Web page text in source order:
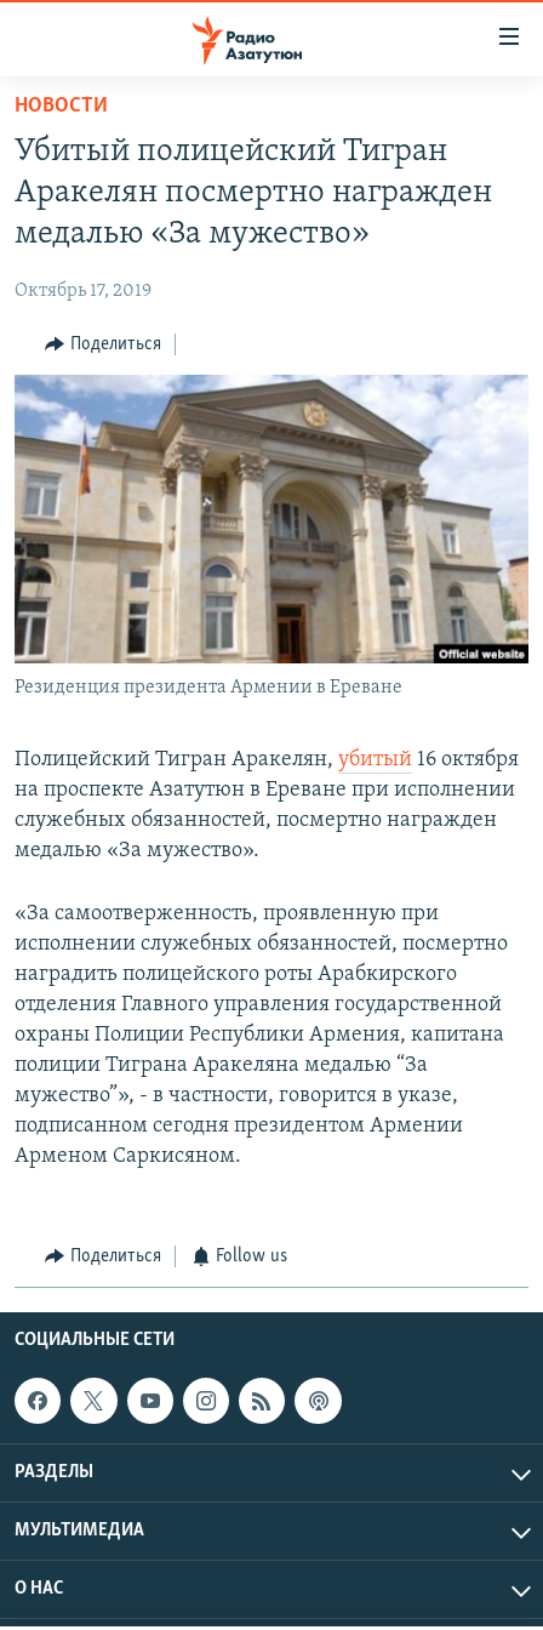
Перейти
основному
содержанию
Перейти
основной
навигации
Перейти
поиску
ГЛАВНАЯ
ПОЛИТИКА
ЭКОНОМИКА
РЕГИОН
НАГОРНЫЙ КАРАБАХ
КУЛЬТУРА
СПОРТ
АРХИВ
Հայերեն
English
Русский
НОВОСТИ
Убитый полицейский Тигран
Аракелян посмертно награжден
медалью «За мужество»
Октябрь 17, 2019
Поделиться
Резиденция президента Армении в Ереване
Полицейский Тигран Аракелян, убитый 16 октября
на проспекте Азатутюн в Ереване при исполнении
служебных обязанностей, посмертно награжден
медалью «За мужество».
«За самоотверженность, проявленную при
исполнении служебных обязанностей, посмертно
наградить полицейского роты Арабкирского
отделения Главного управления государственной
охраны Полиции Республики Армения, капитана
полиции Тиграна Аракеляна медалью “За
мужество”», - в частности, говорится в указе,
подписанном сегодня президентом Армении
Арменом Саркисяном.
Поделиться Follow us
СОЦИАЛЬНЫЕ СЕТИ
РАЗДЕЛЫ
МУЛЬТИМЕДИА
О НАС